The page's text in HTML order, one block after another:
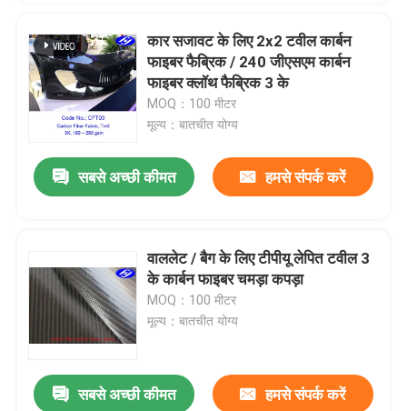
कार सजावट के लिए 2x2 टवील कार्बन
फाइबर फैब्रिक / 240 जीएसएम कार्बन
फाइबर क्लॉथ फैब्रिक 3 के
MOQ：100 मीटर
मूल्य：बातचीत योग्य
सबसे अच्छी कीमत हमसे संपर्क करें
वाललेट / बैग के लिए टीपीयू लेपित टवील 3
के कार्बन फाइबर चमड़ा कपड़ा
MOQ：100 मीटर
मूल्य：बातचीत योग्य
सबसे अच्छी कीमत हमसे संपर्क करें